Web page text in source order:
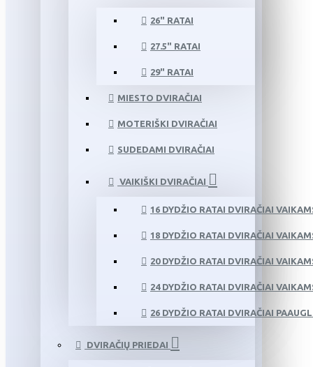
26" RATAI
27.5" RATAI
29" RATAI
MIESTO DVIRAČIAI
MOTERIŠKI DVIRAČIAI
SUDEDAMI DVIRAČIAI
VAIKIŠKI DVIRAČIAI
16 DYDŽIO RATAI DVIRAČIAI
18 DYDŽIO RATAI DVIRAČIAI
20 DYDŽIO RATAI DVIRAČIAI
24 DYDŽIO RATAI DVIRAČIAI
26 DYDŽIO RATAI DVIRAČIAI
DVIRAČIŲ PRIEDAI